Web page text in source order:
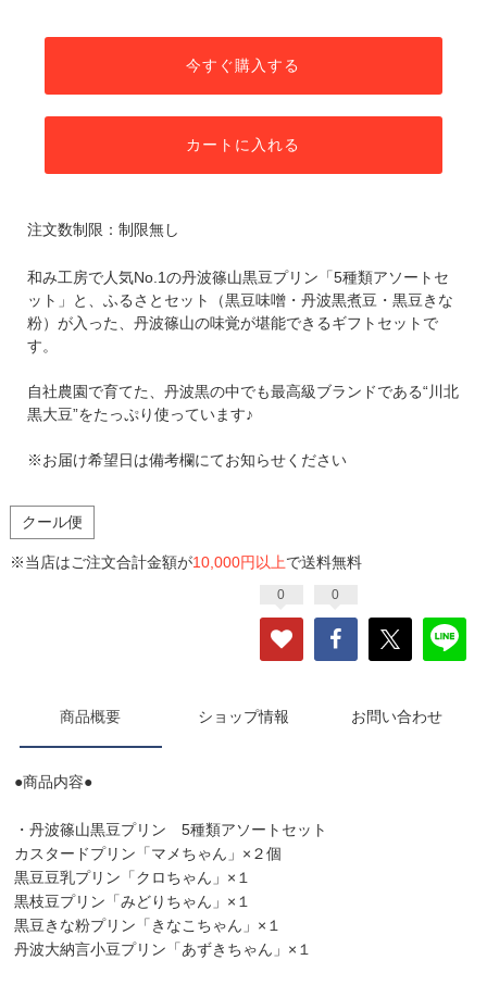
今すぐ購入する
カートに入れる
注文数制限：制限無し
和み工房で人気No.1の丹波篠山黒豆プリン「5種類アソートセ
ット」と、ふるさとセット（黒豆味噌・丹波黒煮豆・黒豆きな
粉）が入った、丹波篠山の味覚が堪能できるギフトセットで
す。
自社農園で育てた、丹波黒の中でも最高級ブランドである“川北
黒大豆”をたっぷり使っています♪
※お届け希望日は備考欄にてお知らせください
クール便
※当店はご注文合計金額が10,000円以上で送料無料
0 0
商品概要 ショップ情報 お問い合わせ
●商品内容●
・丹波篠山黒豆プリン 5種類アソートセット
カスタードプリン「マメちゃん」×２個
黒豆豆乳プリン「クロちゃん」×１
黒枝豆プリン「みどりちゃん」×１
黒豆きな粉プリン「きなこちゃん」×１
丹波大納言小豆プリン「あずきちゃん」×１